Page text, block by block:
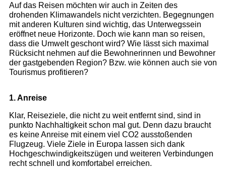
BÜCHER
Rubriken
Neuerscheinungen
Ausflug, Wandern & Radfahren
Städte und Reiseregionen
Mit Kindern
Küsten und Strände
Regionen
Berlin & Brandenburg
Mecklenburg-Vorpommern
Nordwestdeutschland
Mitteldeutschland
Auf das Reisen möchten wir auch in Zeiten des
drohenden Klimawandels nicht verzichten. Begegnungen
mit anderen Kulturen sind wichtig, das Unterwegssein
eröffnet neue Horizonte. Doch wie kann man so reisen,
dass die Umwelt geschont wird? Wie lässt sich maximal
Rücksicht nehmen auf die Bewohnerinnen und Bewohner
der gastgebenden Region? Bzw. wie können auch sie von
Tourismus profitieren?
1. Anreise
Klar, Reiseziele, die nicht zu weit entfernt sind, sind in
punkto Nachhaltigkeit schon mal gut. Denn dazu braucht
es keine Anreise mit einem viel CO2 ausstoßenden
Flugzeug. Viele Ziele in Europa lassen sich dank
Hochgeschwindigkeitszügen und weiteren Verbindungen
recht schnell und komfortabel erreichen.